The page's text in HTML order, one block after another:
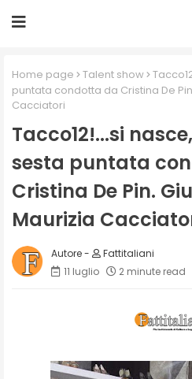
Home page Talent show
puntata condotta da Cristina De
Cacciatori
Tacco12!...si
sesta puntata
Cristina De Pin.
Maurizia
Fattitaliani
11 luglio
2 minute read